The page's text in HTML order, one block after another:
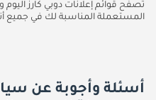
تصفح قوائم إعلانات دوبي كارز
المستعملة المناسبة لك في جميع
أسئلة وأجوبة عن